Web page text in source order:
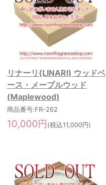
リナーリ(LINARI) ウッドベ
ース・メープルウッド
(Maplewood)
商品番号:FR-262
10,000円 (税込11,000円)